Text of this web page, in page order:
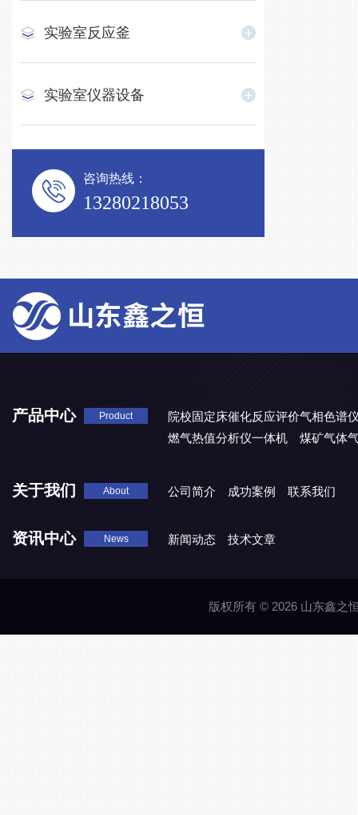
实验室反应釜
实验室仪器设备
咨询热线：
13280218053
产品中心 Product
院校固定床催化反应评价气相色谱
燃气热值分析仪一体机
煤矿气体
关于我们 About 公司简介 成功案例 联系我们
资讯中心 News 新闻动态 技术文章
版权所有 © 2026 山东鑫之